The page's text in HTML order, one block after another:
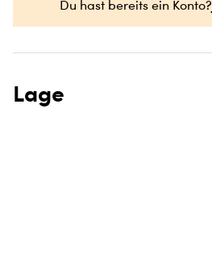
Du hast bereits ein Konto?
Lage